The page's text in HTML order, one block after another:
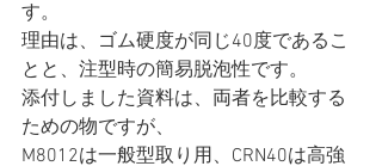
す。
理由は、ゴム硬度が同じ40度であるこ
とと、注型時の簡易脱泡性です。
添付しました資料は、両者を比較する
ための物ですが、
M8012は一般型取り用、CRN40は高強